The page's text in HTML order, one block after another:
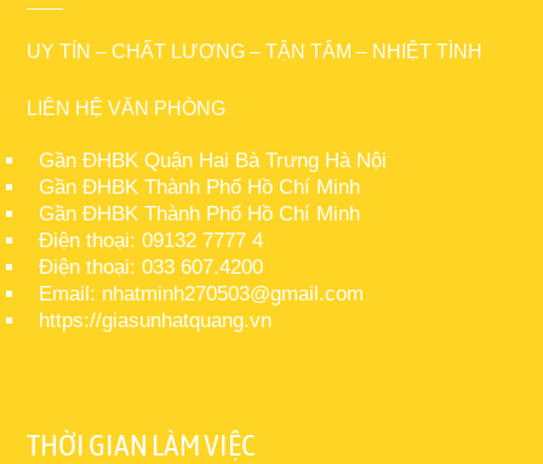
UY TÍN – CHẤT LƯỢNG – TẬN TÂM – NHIỆT TÌNH
LIÊN HỆ VĂN PHÒNG
Gần ĐHBK Quận Hai Bà Trưng Hà Nội
Gần ĐHBK Thành Phố Hồ Chí Minh
Gần ĐHBK Thành Phố Hồ Chí Minh
Điện thoại: 09132 7777 4
Điện thoại: 033 607.4200
Email: nhatminh270503@gmail.com
https://giasunhatquang.vn
THỜI GIAN LÀM VIỆC